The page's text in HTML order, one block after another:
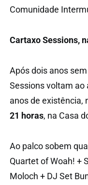
Comunidade
Cartaxo Sessions,
Após dois anos
Sessions voltam ao
anos de existência,
21 horas, na Casa
Ao palco sobem
Quartet of Woah! +
Moloch + DJ Set